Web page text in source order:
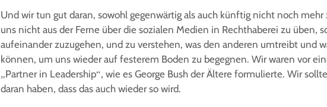
Und wir tun gut daran, sowohl gegenwärtig als auch künftig nicht noch mehr
uns nicht aus der Ferne über die sozialen Medien in Rechthaberei zu üben,
aufeinander zuzugehen, und zu verstehen, was den anderen umtreibt und
können, um uns wieder auf festerem Boden zu begegnen. Wir waren vor
„Partner in Leadership“, wie es George Bush der Ältere formulierte. Wir
daran haben, dass das auch wieder so wird.